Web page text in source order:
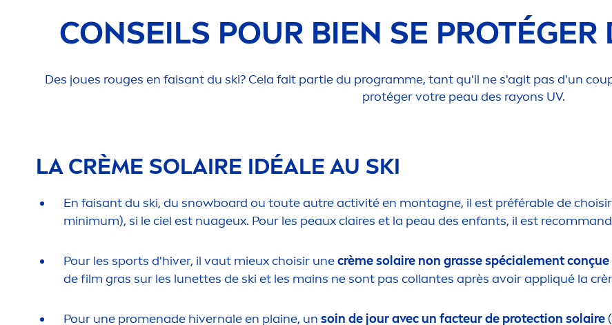
CONSEILS POUR BIEN SE
Des joues rouges en faisant du ski? Cela fait partie du programme, tant qu'il ne s'agit pas d'un
protéger votre peau des rayons UV.
LA CRÈME SOLAIRE IDÉALE AU SKI
En faisant du ski, du snowboard ou toute autre activité en montagne, il est préférable de
minimum), si le ciel est nuageux. Pour les peaux claires et la peau des enfants, il est
Pour les sports d'hiver, il vaut mieux choisir unecrème solaire non grasse spécialement
de film gras sur les lunettes de ski et les mains ne sont pas collantes après avoir appliqué la
Pour une promenade hivernale en plaine, un soin de jour avec un facteur de protection solaire